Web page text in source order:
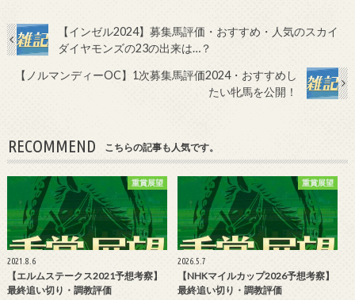
【インゼル2024】募集馬評価・おすすめ・人気のスカイ
ダイヤモンズの23の出来は…？
【ノルマンディーOC】1次募集馬評価2024・おすすめし
たい牝馬を公開！
RECOMMEND こちらの記事も人気です。
重賞展望
2021.8.6
【エルムステークス2021予想考察】
最終追い切り・調教評価
重賞展望
2026.5.7
【NHKマイルカップ2026予想考察】
最終追い切り・調教評価